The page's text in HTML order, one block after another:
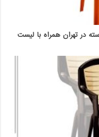
در تهران همراه با لیست